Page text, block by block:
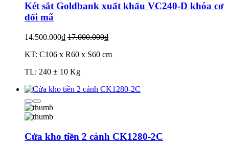
Két sắt Goldbank xuất khẩu VC240-D khóa cơ
đổi mã
14.500.000₫ 17.000.000₫
KT: C106 x R60 x S60 cm
TL: 240 ± 10 Kg
Cửa kho tiền 2 cánh CK1280-2C